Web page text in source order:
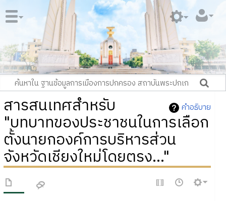
คำอธิบาย
สารสนเทศสำหรับ
"บทบาทของประชาชนในการเลือก
ตั้งนายกองค์การบริหารส่วน
จังหวัดเชียงใหม่โดยตรง..."